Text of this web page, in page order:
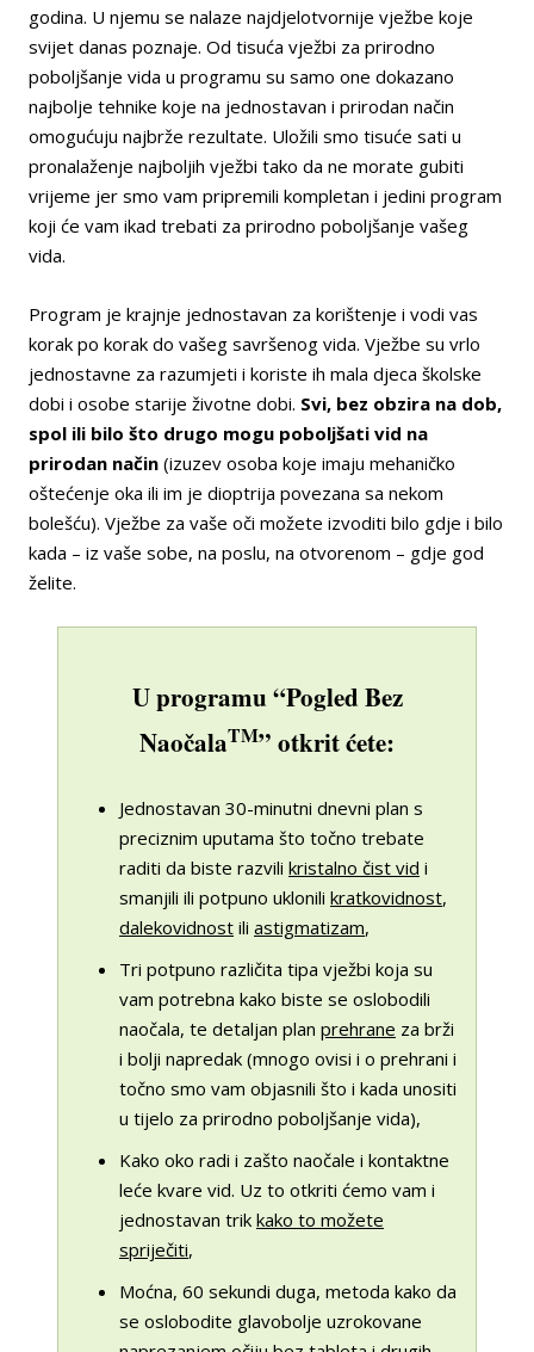
godina. U njemu se nalaze najdjelotvornije vježbe koje
svijet danas poznaje. Od tisuća vježbi za prirodno
poboljšanje vida u programu su samo one dokazano
najbolje tehnike koje na jednostavan i prirodan način
omogućuju najbrže rezultate. Uložili smo tisuće sati u
pronalaženje najboljih vježbi tako da ne morate gubiti
vrijeme jer smo vam pripremili kompletan i jedini program
koji će vam ikad trebati za prirodno poboljšanje vašeg
vida.
Program je krajnje jednostavan za korištenje i vodi vas
korak po korak do vašeg savršenog vida. Vježbe su vrlo
jednostavne za razumjeti i koriste ih mala djeca školske
dobi i osobe starije životne dobi. Svi, bez obzira na dob,
spol ili bilo što drugo mogu poboljšati vid na
prirodan način (izuzev osoba koje imaju mehaničko
oštećenje oka ili im je dioptrija povezana sa nekom
bolešću). Vježbe za vaše oči možete izvoditi bilo gdje i bilo
kada – iz vaše sobe, na poslu, na otvorenom – gdje god
želite.
U programu “Pogled Bez
NaočalaTM” otkrit ćete:
Jednostavan 30-minutni dnevni plan s
preciznim uputama što točno trebate
raditi da biste razvili kristalno čist vid i
smanjili ili potpuno uklonili kratkovidnost,
dalekovidnost ili astigmatizam,
Tri potpuno različita tipa vježbi koja su
vam potrebna kako biste se oslobodili
naočala, te detaljan plan prehrane za brži
i bolji napredak (mnogo ovisi i o prehrani i
točno smo vam objasnili što i kada unositi
u tijelo za prirodno poboljšanje vida),
Kako oko radi i zašto naočale i kontaktne
leće kvare vid. Uz to otkriti ćemo vam i
jednostavan trik kako to možete
spriječiti,
Moćna, 60 sekundi duga, metoda kako da
se oslobodite glavobolje uzrokovane